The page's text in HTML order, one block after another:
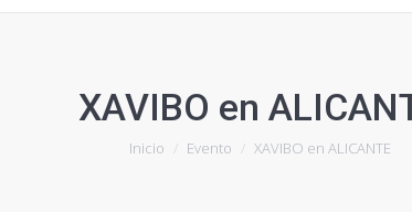
XAVIBO en
Estás aquí:
Inicio Evento XAVIBO en ALICANTE